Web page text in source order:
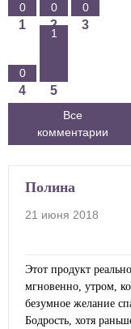
0
1
0
2
0
3
0
4
1
5
Все
комментарии
Полина
21 июня 2018
Этот продукт
мгновенно, утром,
безумное желание
Бодрость, хотя